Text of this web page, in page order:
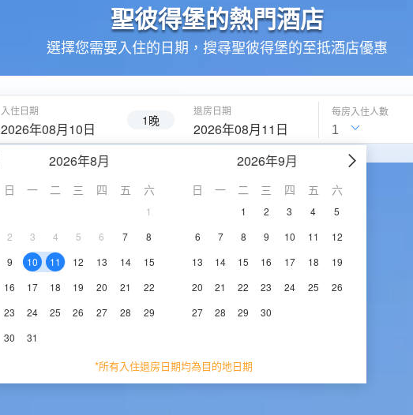
聖彼得堡的熱門酒店
選擇您需要入住的日期，搜尋聖彼得堡的至抵酒店優惠
入住日期
2026年08月10日 1晚
退房日期
2026年08月11日
2026年8月
日 一 二 三 四 五 六
1
2
3 4 5 6 7
8
9
10 11 12 13 14
15
16
17 18 19 20 21
22
23
24 25 26 27 28
29
30
31
2026年9月
日 一 二 三 四 五 六
1 2 3 4
5
6
7 8 9 10 11
12
13
14 15 16 17 18
19
20
21 22 23 24 25
26
27
28 29 30
*所有入住退房日期均為目的地日期
每房入住人數